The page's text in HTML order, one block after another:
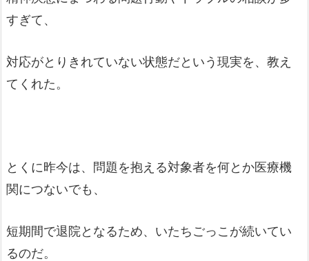
すぎて、
対応がとりきれていない状態だという現実を、教え
てくれた。
とくに昨今は、問題を抱える対象者を何とか医療機
関につないでも、
短期間で退院となるため、いたちごっこが続いてい
るのだ。